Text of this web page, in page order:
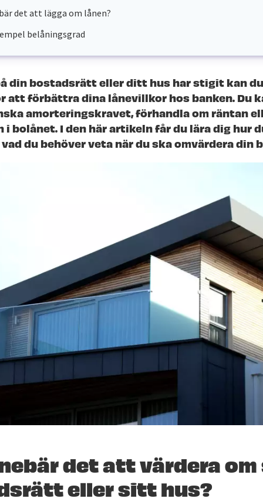
det att lägga om lånen?
belåningsgrad
din bostadsrätt eller ditt hus har stigit kan
att förbättra dina lånevillkor hos banken. Du
amorteringskravet, förhandla om räntan
bolånet. I den här artikeln får du lära dig hur
du behöver veta när du ska omvärdera din
det att värdera
eller sitt hus?